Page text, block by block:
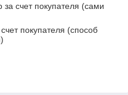
счет покупателя (сами
покупателя (способ